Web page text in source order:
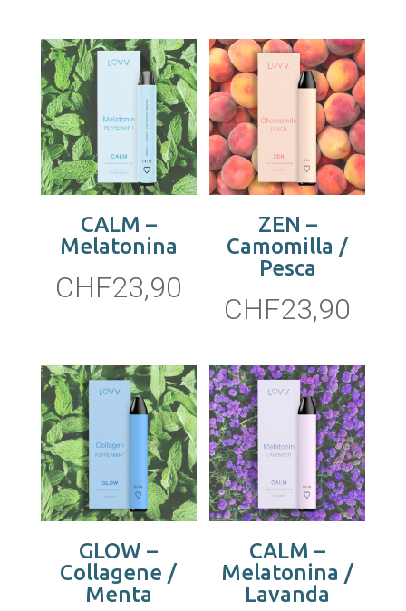
CALM –
Melatonina
CHF23,90
ZEN –
Camomilla /
Pesca
CHF23,90
GLOW –
Collagene /
Menta
CALM –
Melatonina /
Lavanda